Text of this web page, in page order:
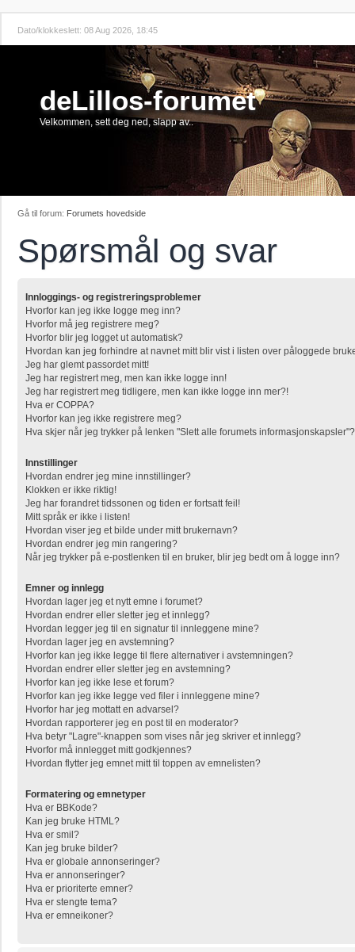
Dato/klokkeslett: 08 Aug 2026, 18:45
deLillos-forumet
Velkommen, sett deg ned, slapp av..
Gå til forum: Forumets hovedside
Spørsmål og svar
Innloggings- og registreringsproblemer
Hvorfor kan jeg ikke logge meg inn?
Hvorfor må jeg registrere meg?
Hvorfor blir jeg logget ut automatisk?
Hvordan kan jeg forhindre at navnet mitt blir vist i listen over påloggede
Jeg har glemt passordet mitt!
Jeg har registrert meg, men kan ikke logge inn!
Jeg har registrert meg tidligere, men kan ikke logge inn mer?!
Hva er COPPA?
Hvorfor kan jeg ikke registrere meg?
Hva skjer når jeg trykker på lenken "Slett alle forumets informasjonskapsler"?
Innstillinger
Hvordan endrer jeg mine innstillinger?
Klokken er ikke riktig!
Jeg har forandret tidssonen og tiden er fortsatt feil!
Mitt språk er ikke i listen!
Hvordan viser jeg et bilde under mitt brukernavn?
Hvordan endrer jeg min rangering?
Når jeg trykker på e-postlenken til en bruker, blir jeg bedt om å logge inn?
Emner og innlegg
Hvordan lager jeg et nytt emne i forumet?
Hvordan endrer eller sletter jeg et innlegg?
Hvordan legger jeg til en signatur til innleggene mine?
Hvordan lager jeg en avstemning?
Hvorfor kan jeg ikke legge til flere alternativer i avstemningen?
Hvordan endrer eller sletter jeg en avstemning?
Hvorfor kan jeg ikke lese et forum?
Hvorfor kan jeg ikke legge ved filer i innleggene mine?
Hvorfor har jeg mottatt en advarsel?
Hvordan rapporterer jeg en post til en moderator?
Hva betyr "Lagre"-knappen som vises når jeg skriver et innlegg?
Hvorfor må innlegget mitt godkjennes?
Hvordan flytter jeg emnet mitt til toppen av emnelisten?
Formatering og emnetyper
Hva er BBKode?
Kan jeg bruke HTML?
Hva er smil?
Kan jeg bruke bilder?
Hva er globale annonseringer?
Hva er annonseringer?
Hva er prioriterte emner?
Hva er stengte tema?
Hva er emneikoner?